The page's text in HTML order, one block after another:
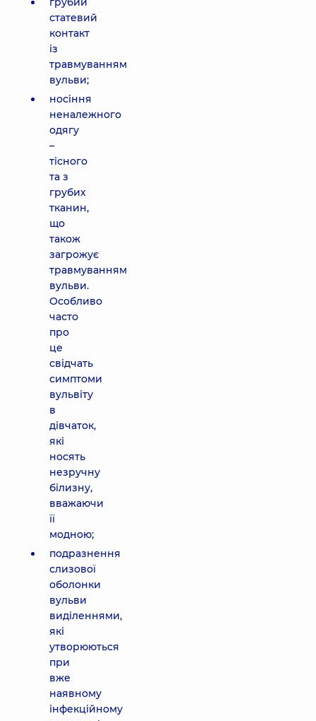
статевий
контакт
із
травмуванням
вульви;
носіння
неналежного
одягу
–
тісного
та з
грубих
тканин,
що
також
загрожує
травмуванням
вульви.
Особливо
часто
про
це
свідчать
симптоми
вульвіту
в
дівчаток,
які
носять
незручну
білизну,
вважаючи
її
модною;
подразнення
слизової
оболонки
вульви
виділеннями,
які
утворюються
при
вже
наявному
інфекційному